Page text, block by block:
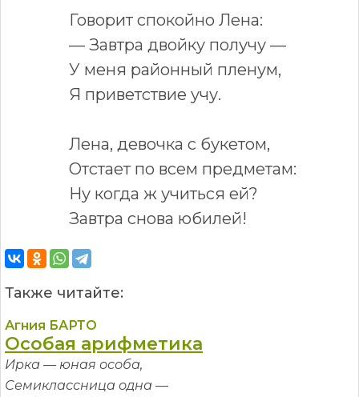
Говорит спокойно Лена:
— Завтра двойку получу —
У меня районный пленум,
Я приветствие учу.
Лена, девочка с букетом,
Отстает по всем предметам:
Ну когда ж учиться ей?
Завтра снова юбилей!
Также читайте:
Агния БАРТО
Особая арифметика
Ирка — юная особа,
Семиклассница одна —